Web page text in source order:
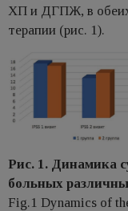
ХП и ДГПЖ, в обеих
терапии (рис. 1).
Рис. 1. Динамика
больных
Fig.1 Dynamics of